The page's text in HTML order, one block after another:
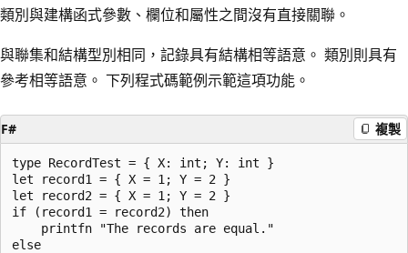
類別與建構函式參數、欄位和屬性之間沒有直接關聯。
與聯集和結構型別相同，記錄具有結構相等語意。 類別則具有
參考相等語意。 下列程式碼範例示範這項功能。
F# 複製
type RecordTest = { X: int; Y: int }
let record1 = { X = 1; Y = 2 }
let record2 = { X = 1; Y = 2 }
if (record1 = record2) then
    printfn "The records are equal."
else